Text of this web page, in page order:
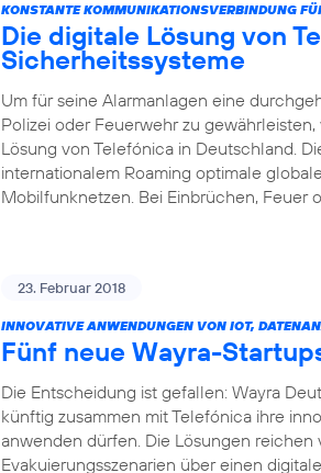
KONSTANTE KOMMUNIKATIONSVERBINDUNG
Die digitale Lösung von
Sicherheitssysteme
Um für seine Alarmanlagen eine
Polizei oder Feuerwehr zu
Lösung von Telefónica in Deutschland.
internationalem Roaming optimale
Mobilfunknetzen. Bei Einbrüchen, Feuer
23. Februar 2018
INNOVATIVE ANWENDUNGEN VON IOT,
Fünf neue Wayra-
Die Entscheidung ist gefallen: Wayra
künftig zusammen mit Telefónica ihre
anwenden dürfen. Die Lösungen
Evakuierungsszenarien über einen